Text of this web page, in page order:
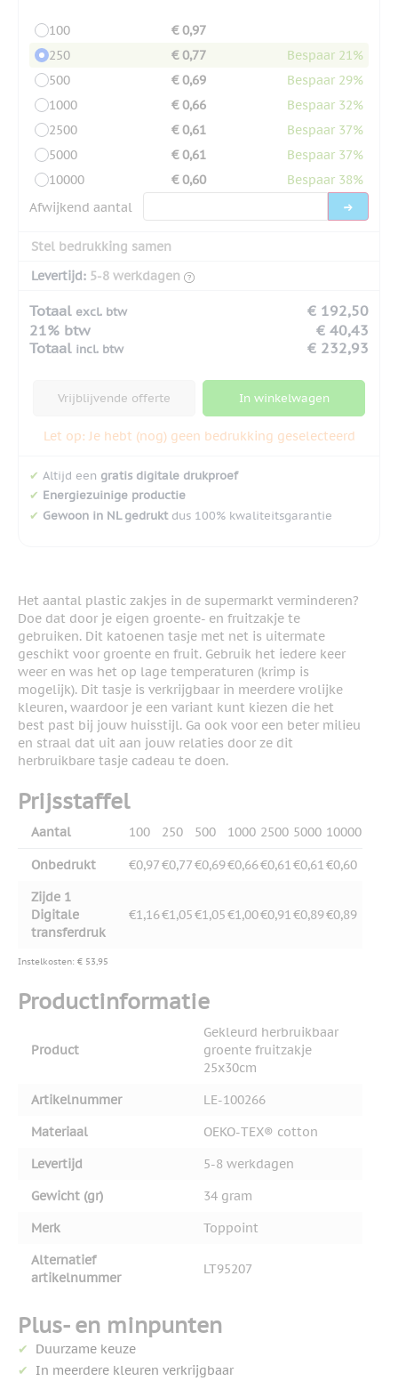
100
€ 0,97
250
€ 0,77
Bespaar 21%
500
€ 0,69
Bespaar 29%
1000
€ 0,66
Bespaar 32%
2500
€ 0,61
Bespaar 37%
5000
€ 0,61
Bespaar 37%
10000
€ 0,60
Bespaar 38%
Afwijkend aantal
Stel bedrukking samen
Levertijd: 5-8 werkdagen
Totaal excl. btw
€ 192,50
21% btw
€ 40,43
Totaal incl. btw € 232,93
Vrijblijvende offerte In winkelwagen
Let op: Je hebt (nog) geen bedrukking geselecteerd
✔ Altijd een gratis digitale drukproef
✔ Energiezuinige productie
✔ Gewoon in NL gedruktdus 100% kwaliteitsgarantie
Het aantal plastic zakjes in de supermarkt verminderen?
Doe dat door je eigen groente- en fruitzakje te
gebruiken. Dit katoenen tasje met net is uitermate
geschikt voor groente en fruit. Gebruik het iedere keer
weer en was het op lage temperaturen (krimp is
mogelijk). Dit tasje is verkrijgbaar in meerdere vrolijke
kleuren, waardoor je een variant kunt kiezen die het
best past bij jouw huisstijl. Ga ook voor een beter milieu
en straal dat uit aan jouw relaties door ze dit
herbruikbare tasje cadeau te doen.
Prijsstaffel
Aantal 100 250 500 1000 2500 5000 10000
Onbedrukt €0,97€0,77€0,69€0,66€0,61€0,61€0,60
Zijde 1
Digitale
transferdruk
€1,16€1,05€1,05€1,00€0,91€0,89€0,89
Instelkosten: € 53,95
Productinformatie
Product
Gekleurd herbruikbaar
groente fruitzakje
25x30cm
Artikelnummer
LE-100266
Materiaal
OEKO-TEX® cotton
Levertijd
5-8 werkdagen
Gewicht (gr)
34 gram
Merk
Toppoint
Alternatief
artikelnummer
LT95207
Plus- en minpunten
Duurzame keuze
In meerdere kleuren verkrijgbaar